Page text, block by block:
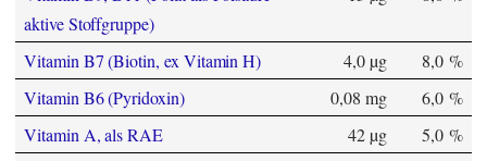
aktive Stoffgruppe)
Vitamin B7 (Biotin, ex Vitamin H) 4,0 µg
8,0 %
Vitamin B6 (Pyridoxin)
0,08 mg
6,0 %
Vitamin A, als RAE
42 µg
5,0 %